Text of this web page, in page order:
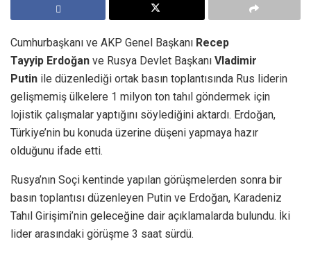
Cumhurbaşkanı ve AKP Genel Başkanı Recep
Tayyip Erdoğan ve Rusya Devlet Başkanı Vladimir
Putin ile düzenlediği ortak basın toplantısında Rus liderin
gelişmemiş ülkelere 1 milyon ton tahıl göndermek için
lojistik çalışmalar yaptığını söylediğini aktardı. Erdoğan,
Türkiye’nin bu konuda üzerine düşeni yapmaya hazır
olduğunu ifade etti.
Rusya’nın Soçi kentinde yapılan görüşmelerden sonra bir
basın toplantısı düzenleyen Putin ve Erdoğan, Karadeniz
Tahıl Girişimi’nin geleceğine dair açıklamalarda bulundu. İki
lider arasındaki görüşme 3 saat sürdü.